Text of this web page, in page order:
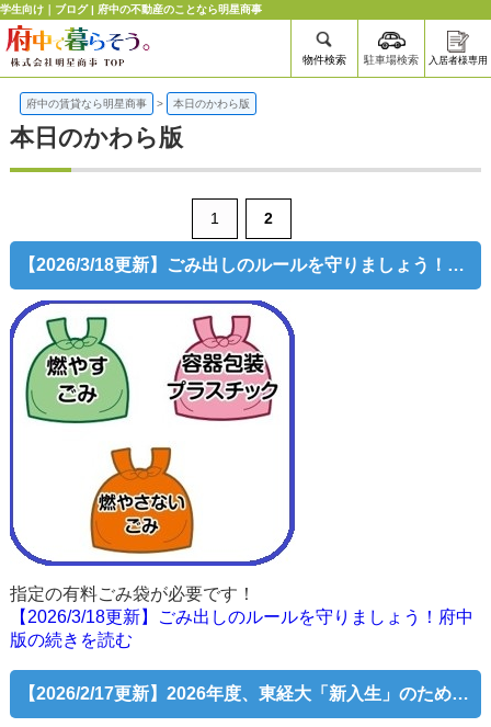
学生向け｜ブログ | 府中の不動産のことなら明星商事
物件検索 駐車場検索 入居者様専用
府中の賃貸なら明星商事 > 本日のかわら版
本日のかわら版
1 2
【2026/3/18更新】ごみ出しのルールを守りましょう！府中版
指定の有料ごみ袋が必要です！
【2026/3/18更新】ごみ出しのルールを守りましょう！府中
版の続きを読む
【2026/2/17更新】2026年度、東経大「新入生」のための「住まい探し相談会」